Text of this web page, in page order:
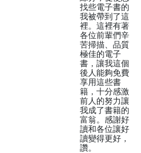
找些電子書的
我被帶到了這
裡。這裡有著
各位前輩們辛
苦掃描、品質
極佳的電子
書，讓我這個
後人能夠免費
享用這些書
籍，十分感激
前人的努力讓
我成了書籍的
富翁。感謝好
讀和各位讓好
讀變得更好，
讚。